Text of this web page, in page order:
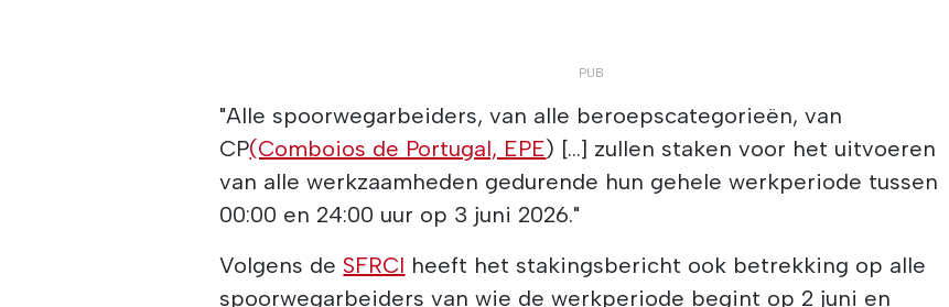
"Alle spoorwegarbeiders, van alle beroepscategorieën, van
CP(Comboios de Portugal, EPE) [...] zullen staken voor het uitvoeren
van alle werkzaamheden gedurende hun gehele werkperiode tussen
00:00 en 24:00 uur op 3 juni 2026."
Volgens de SFRCI heeft het stakingsbericht ook betrekking op alle
spoorwegarbeiders van wie de werkperiode begint op 2 juni en